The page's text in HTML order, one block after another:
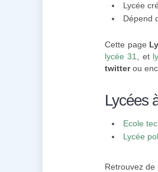
Lycée
Dépend
Cette page
lycée 31
, et
twitterou
Lycées
Ecole
Lycée
Retrouvez